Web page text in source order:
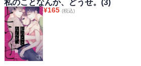
私のことなんか、どうせ。(3)
¥165 (税込)